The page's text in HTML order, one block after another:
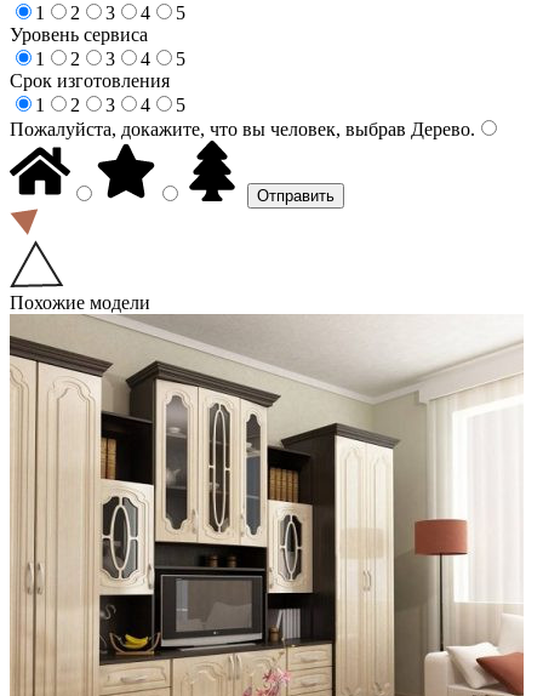
1
2 3 4
5
Уровень сервиса
1
2 3 4
5
Срок изготовления
1
2 3 4
5
Пожалуйста, докажите, что вы человек, выбрав Дерево.
Похожие модели